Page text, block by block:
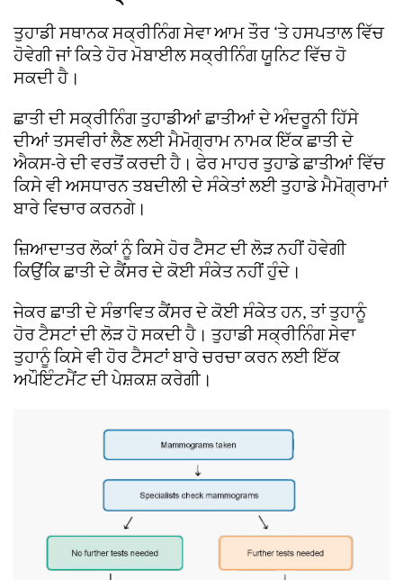
ਤੁਹਾਡੀ ਸਥਾਨਕ ਸਕ੍ਰੀਨਿੰਗ ਸੇਵਾ ਆਮ ਤੌਰ ‘ਤੇ ਹਸਪਤਾਲ ਵਿੱਚ
ਹੋਵੇਗੀ ਜਾਂ ਕਿਤੇ ਹੋਰ ਮੋਬਾਈਲ ਸਕ੍ਰੀਨਿੰਗ ਯੂਨਿਟ ਵਿੱਚ ਹੋ
ਸਕਦੀ ਹੈ।
ਛਾਤੀ ਦੀ ਸਕ੍ਰੀਨਿੰਗ ਤੁਹਾਡੀਆਂ ਛਾਤੀਆਂ ਦੇ ਅੰਦਰੂਨੀ ਹਿੱਸੇ
ਦੀਆਂ ਤਸਵੀਰਾਂ ਲੈਣ ਲਈ ਮੈਮੋਗ੍ਰਾਮ ਨਾਮਕ ਇੱਕ ਛਾਤੀ ਦੇ
ਐਕਸ-ਰੇ ਦੀ ਵਰਤੋਂ ਕਰਦੀ ਹੈ। ਫੇਰ ਮਾਹਰ ਤੁਹਾਡੇ ਛਾਤੀਆਂ ਵਿੱਚ
ਕਿਸੇ ਵੀ ਅਸਧਾਰਨ ਤਬਦੀਲੀ ਦੇ ਸੰਕੇਤਾਂ ਲਈ ਤੁਹਾਡੇ ਮੈਮੋਗ੍ਰਾਮਾਂ
ਬਾਰੇ ਵਿਚਾਰ ਕਰਨਗੇ।
ਜ਼ਿਆਦਾਤਰ ਲੋਕਾਂ ਨੂੰ ਕਿਸੇ ਹੋਰ ਟੈਸਟ ਦੀ ਲੋੜ ਨਹੀਂ ਹੋਵੇਗੀ
ਕਿਉਂਕਿ ਛਾਤੀ ਦੇ ਕੈਂਸਰ ਦੇ ਕੋਈ ਸੰਕੇਤ ਨਹੀਂ ਹੁੰਦੇ।
ਜੇਕਰ ਛਾਤੀ ਦੇ ਸੰਭਾਵਿਤ ਕੈਂਸਰ ਦੇ ਕੋਈ ਸੰਕੇਤ ਹਨ, ਤਾਂ ਤੁਹਾਨੂੰ
ਹੋਰ ਟੈਸਟਾਂ ਦੀ ਲੋੜ ਹੋ ਸਕਦੀ ਹੈ। ਤੁਹਾਡੀ ਸਕ੍ਰੀਨਿੰਗ ਸੇਵਾ
ਤੁਹਾਨੂੰ ਕਿਸੇ ਵੀ ਹੋਰ ਟੈਸਟਾਂ ਬਾਰੇ ਚਰਚਾ ਕਰਨ ਲਈ ਇੱਕ
ਅਪੌਇੰਟਮੈਂਟ ਦੀ ਪੇਸ਼ਕਸ਼ ਕਰੇਗੀ।